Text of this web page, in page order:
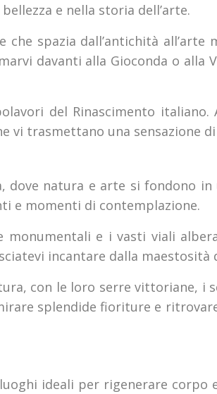
e nella storia dell’arte.
spazia dall’antichità
davanti alla Gioconda o alla
del Rinascimento
vi trasmettano una sensazione
natura e arte si fondono in
e momenti di contemplazione.
e i vasti viali
incantare dalla
con le loro serre vittoriane,
splendide fioriture e
ideali per rigenerare